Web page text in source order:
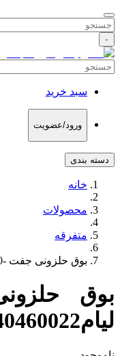
۰
سبد خرید
ورود/عضویت
دسته بندی
خانه
محصولات
متفرقه
بوق حلزونی جفت -geb2030 لیام40460022
لیام40460022